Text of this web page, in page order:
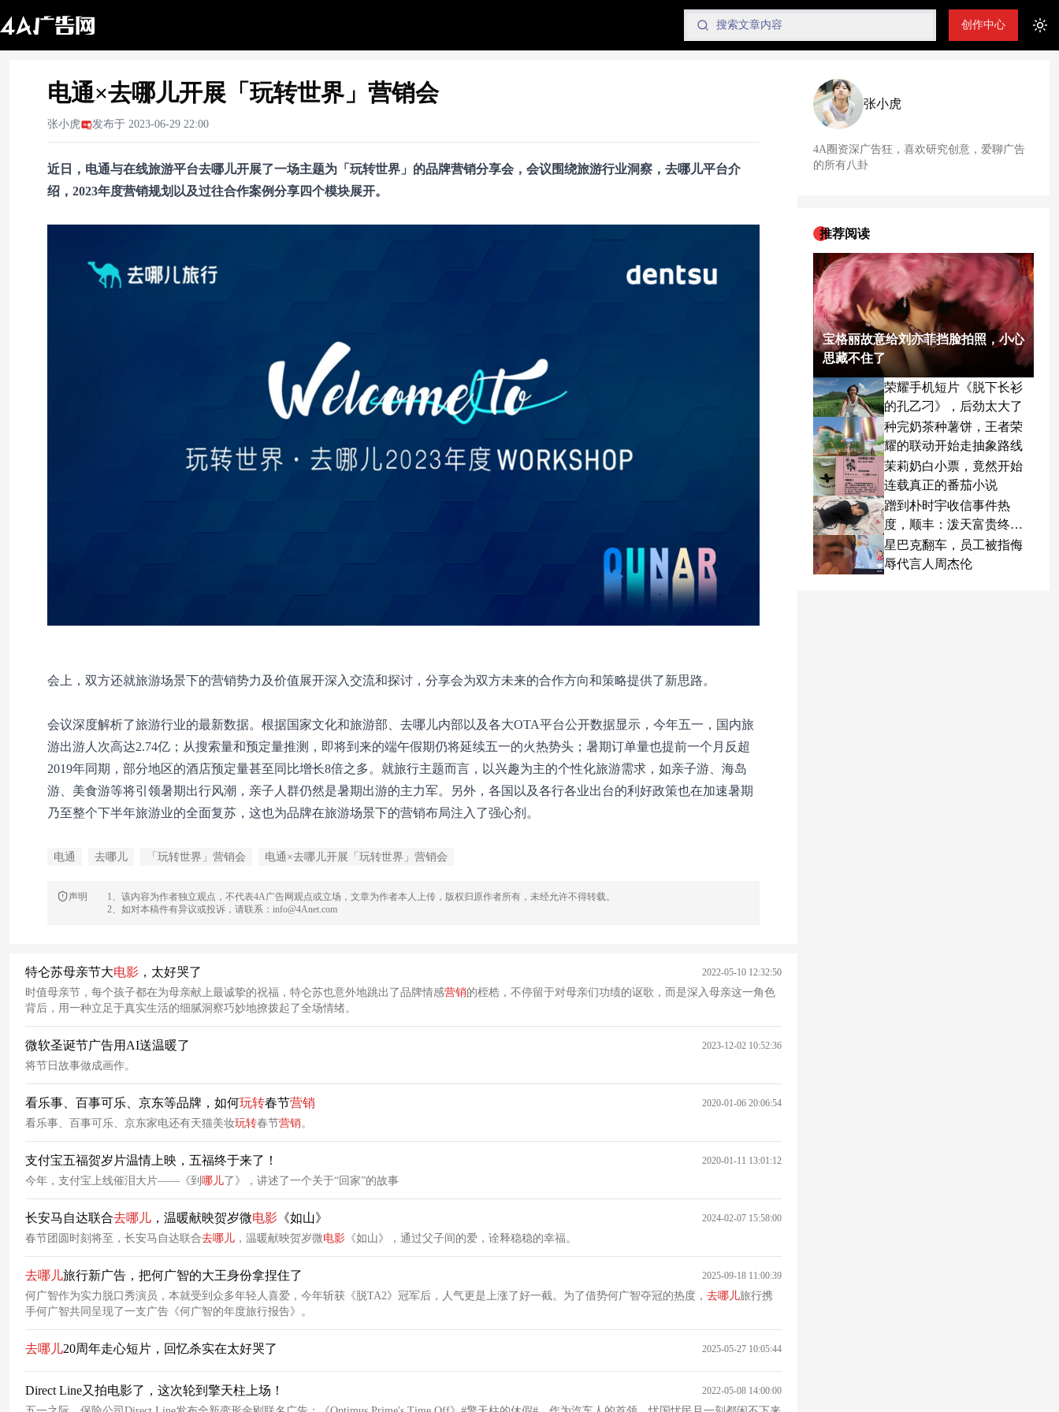
创作中心
电通×去哪儿开展「玩转世界」营销会
张小虎 发布于 2023-06-29 22:00
近日，电通与在线旅游平台去哪儿开展了一场主题为「玩转世界」的品牌营销分享会，会议围绕旅游行业洞察，去哪儿平台介
绍，2023年度营销规划以及过往合作案例分享四个模块展开。
会上，双方还就旅游场景下的营销势力及价值展开深入交流和探讨，分享会为双方未来的合作方向和策略提供了新思路。
会议深度解析了旅游行业的最新数据。根据国家文化和旅游部、去哪儿内部以及各大OTA平台公开数据显示，今年五一，国内旅
游出游人次高达2.74亿；从搜索量和预定量推测，即将到来的端午假期仍将延续五一的火热势头；暑期订单量也提前一个月反超
2019年同期，部分地区的酒店预定量甚至同比增长8倍之多。就旅行主题而言，以兴趣为主的个性化旅游需求，如亲子游、海岛
游、美食游等将引领暑期出行风潮，亲子人群仍然是暑期出游的主力军。另外，各国以及各行各业出台的利好政策也在加速暑期
乃至整个下半年旅游业的全面复苏，这也为品牌在旅游场景下的营销布局注入了强心剂。
电通 去哪儿 「玩转世界」营销会 电通×去哪儿开展「玩转世界」营销会
声明
1、该内容为作者独立观点，不代表4A广告网观点或立场，文章为作者本人上传，版权归原作者所有，未经允许不得转载。
2、如对本稿件有异议或投诉，请联系：info@4Anet.com
特仑苏母亲节大电影 ，太好哭了 2022-05-10 12:32:50
时值母亲节，每个孩子都在为母亲献上最诚挚的祝福，特仑苏也意外地跳出了品牌情感营销的桎梏，不停留于对母亲们功绩的讴歌，而是深入母亲这一角色
背后，用一种立足于真实生活的细腻洞察巧妙地撩拨起了全场情绪。
微软圣诞节广告用AI送温暖了 2023-12-02 10:52:36
将节日故事做成画作。
看乐事、百事可乐、京东等品牌，如何玩转春节营销 2020-01-06 20:06:54
看乐事、百事可乐、京东家电还有天猫美妆玩转春节营销 。
支付宝五福贺岁片温情上映，五福终于来了！ 2020-01-11 13:01:12
今年，支付宝上线催泪大片——《到 哪儿了》，讲述了一个关于“回家”的故事
长安马自达联合去哪儿 ，温暖献映贺岁微电影 《如山》 2024-02-07 15:58:00
春节团圆时刻将至，长安马自达联合去哪儿 ，温暖献映贺岁微电影 《如山》，通过父子间的爱，诠释稳稳的幸福。
去哪儿旅行新广告，把何广智的大王身份拿捏住了 2025-09-18 11:00:39
何广智作为实力脱口秀演员，本就受到众多年轻人喜爱，今年斩获《脱TA2》冠军后，人气更是上涨了好一截。为了借势何广智夺冠的热度， 去哪儿旅行携
手何广智共同呈现了一支广告《何广智的年度旅行报告》。
去哪儿20周年走心短片，回忆杀实在太好哭了 2025-05-27 10:05:44
Direct Line又拍电影了，这次轮到擎天柱上场！ 2022-05-08 14:00:00
张小虎
4A圈资深广告狂，喜欢研究创意，爱聊广告
的所有八卦
推荐阅读
宝格丽故意给刘亦菲挡脸拍照，小心
思藏不住了
荣耀手机短片《脱下长衫
的孔乙刁》，后劲太大了
种完奶茶种薯饼，王者荣
耀的联动开始走抽象路线
茉莉奶白小票，竟然开始
连载真正的番茄小说
蹭到朴时宇收信事件热
度，顺丰：泼天富贵终于
轮到我了
星巴克翻车，员工被指侮
辱代言人周杰伦